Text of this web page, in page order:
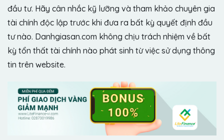
đầu tư. Hãy cân nhắc kỹ lưỡng và tham khảo chuyên gia
tài chính độc lập trước khi đưa ra bất kỳ quyết định đầu
tư nào. Danhgiasan.com không chịu trách nhiệm về bất
kỳ tổn thất tài chính nào phát sinh từ việc sử dụng thông
tin trên website.